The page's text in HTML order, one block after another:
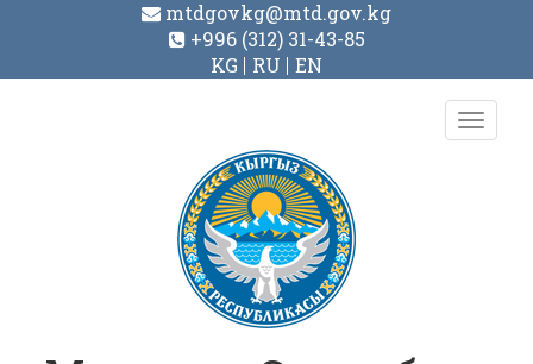
mtdgovkg@mtd.gov.kg
+996 (312) 31-43-85
KG
RU EN
Toggle